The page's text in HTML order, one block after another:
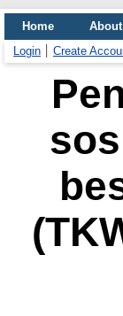
Home About
Login
Create